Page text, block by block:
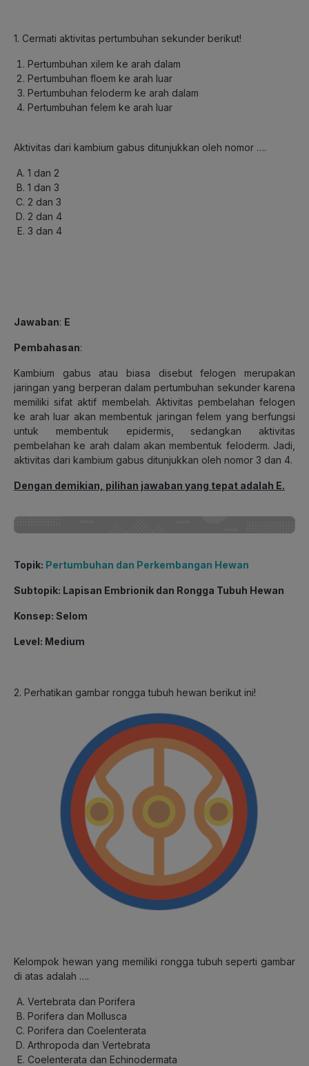
1. Cermati aktivitas pertumbuhan sekunder berikut!
Pertumbuhan xilem ke arah dalam
Pertumbuhan floem ke arah luar
Pertumbuhan feloderm ke arah dalam
Pertumbuhan felem ke arah luar
Aktivitas dari kambium gabus ditunjukkan oleh nomor ….
1 dan 2
1 dan 3
2 dan 3
2 dan 4
3 dan 4
Jawaban: E
Pembahasan:
Kambium gabus atau biasa disebut felogen merupakan
jaringan yang berperan dalam pertumbuhan sekunder karena
memiliki sifat aktif membelah. Aktivitas pembelahan felogen
ke arah luar akan membentuk jaringan felem yang berfungsi
untuk membentuk epidermis, sedangkan aktivitas
pembelahan ke arah dalam akan membentuk feloderm. Jadi,
aktivitas dari kambium gabus ditunjukkan oleh nomor 3 dan 4.
Dengan demikian, pilihan jawaban yang tepat adalah E.
Topik: Pertumbuhan dan Perkembangan Hewan
Subtopik: Lapisan Embrionik dan Rongga Tubuh Hewan
Konsep: Selom
Level: Medium
2. Perhatikan gambar rongga tubuh hewan berikut ini!
Kelompok hewan yang memiliki rongga tubuh seperti gambar
di atas adalah ….
Vertebrata dan Porifera
Porifera dan Mollusca
Porifera dan Coelenterata
Arthropoda dan Vertebrata
Coelenterata dan Echinodermata